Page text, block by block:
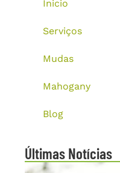
Inicio
Serviços
Mudas
Mahogany
Blog
Últimas Notícias